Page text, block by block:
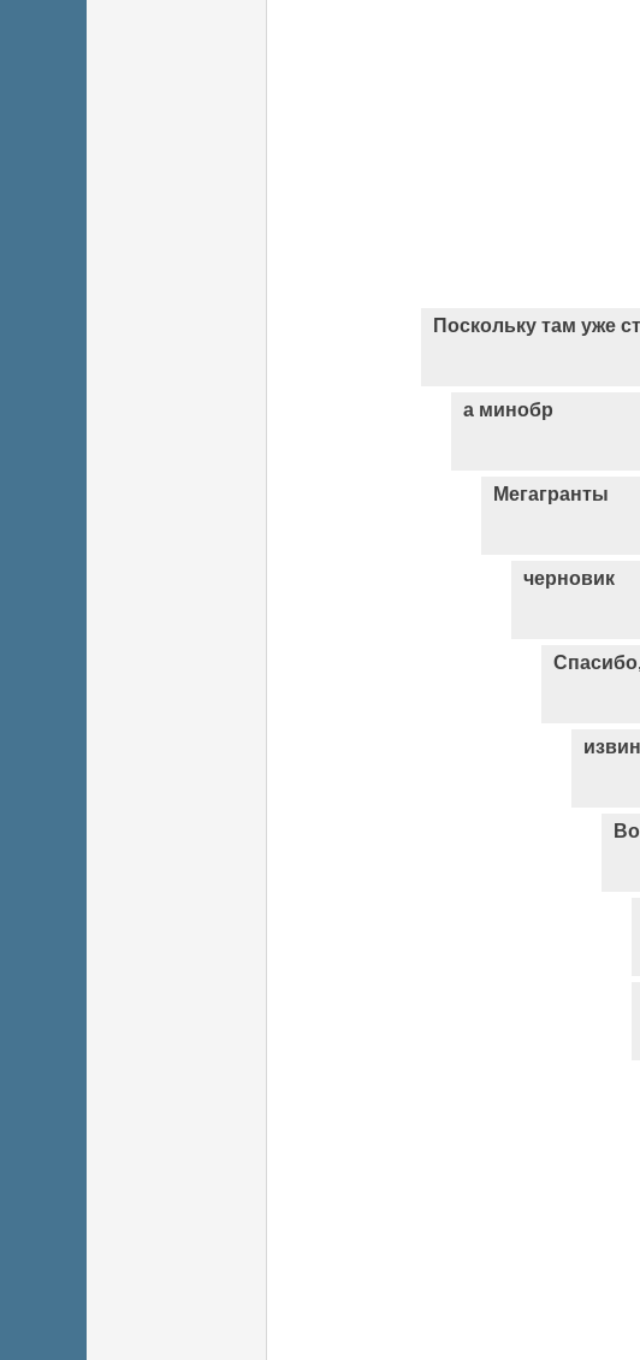
Поскольку там уже
а минобр
Мегагранты
черновик